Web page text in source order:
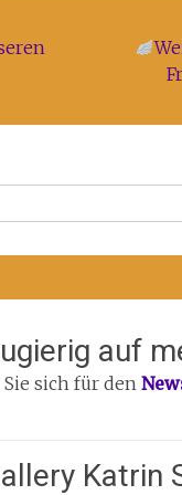
auf
sich für den
Katrin